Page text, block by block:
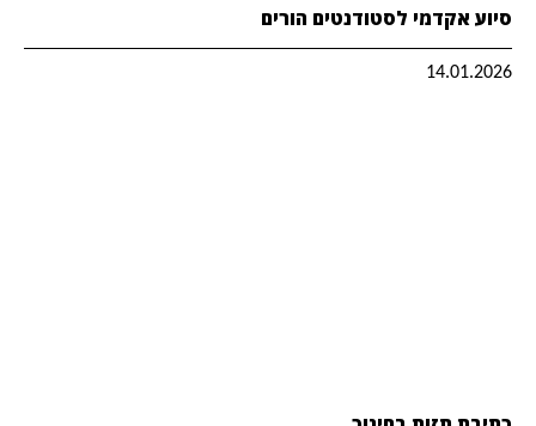
סיוע אקדמי לסטודנטים הורים
14.01.2026